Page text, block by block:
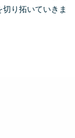
り拓いていきま